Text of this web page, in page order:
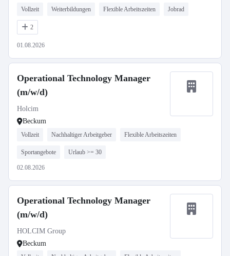
Vollzeit Weiterbildungen Flexible Arbeitszeiten Jobrad
2
01.08.2026
Operational Technology Manager
(m/w/d)
Holcim
Beckum
Vollzeit Nachhaltiger Arbeitgeber Flexible Arbeitszeiten
Sportangebote Urlaub >= 30
02.08.2026
Operational Technology Manager
(m/w/d)
HOLCIM Group
Beckum